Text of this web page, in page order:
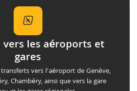
les aéroports et
gares
vers l’aéroport de Genève,
Chambéry, ainsi que vers la gare